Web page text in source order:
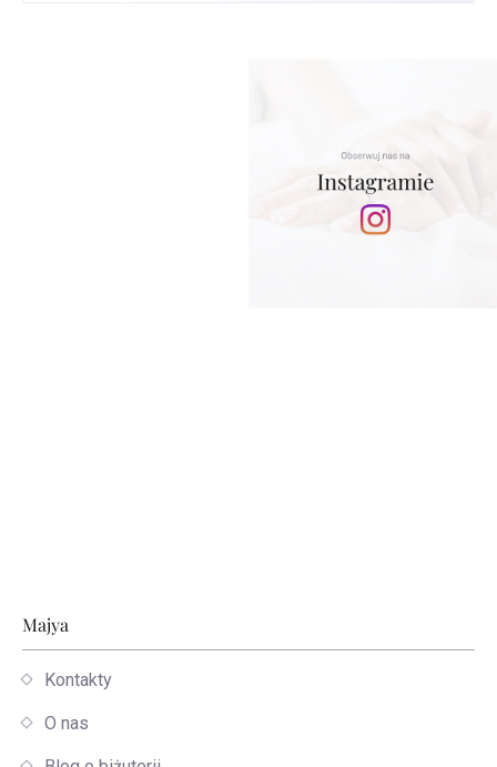
Stopka
Majya
Kontakty
O nas